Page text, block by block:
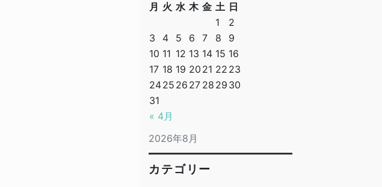
2026年8月
月 火 水 木 金 土 日
« 4月
1
2
3
4 5 6 7 8
9
10 11 12 13 14 15 16
17 18 19 20 21 22 23
2425 26 27 28 29 30
31
カテゴリー